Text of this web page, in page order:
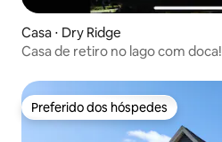
Casa ⋅ Dry Ridge
Casa de retiro no lago com doca! Junto ao The Ark
Preferido dos hóspedes
Preferido dos hóspedes